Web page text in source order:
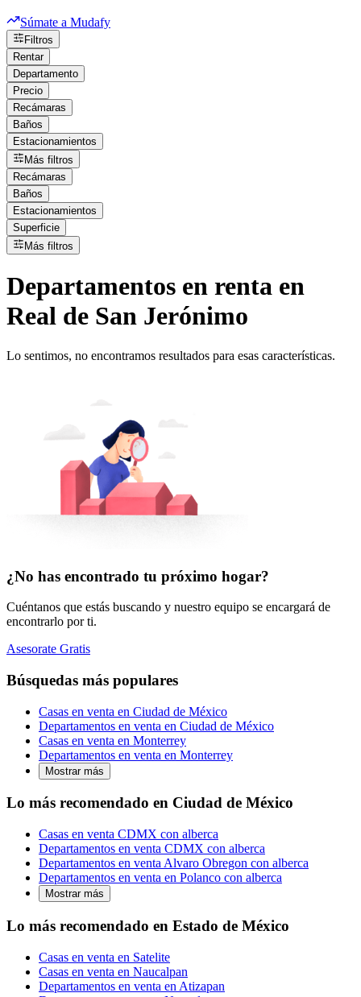
Súmate a Mudafy
Filtros
Rentar
Departamento
Precio
Recámaras
Baños
Estacionamientos
Más filtros
Recámaras
Baños
Estacionamientos
Superficie
Más filtros
Departamentos en renta en
Real de San Jerónimo
Lo sentimos, no encontramos resultados para esas características.
¿No has encontrado tu próximo hogar?
Cuéntanos que estás buscando y nuestro equipo se encargará de
encontrarlo por ti.
Asesorate Gratis
Búsquedas más populares
Casas en venta en Ciudad de México
Departamentos en venta en Ciudad de México
Casas en venta en Monterrey
Departamentos en venta en Monterrey
Mostrar más
Lo más recomendado en Ciudad de México
Casas en venta CDMX con alberca
Departamentos en venta CDMX con alberca
Departamentos en venta Alvaro Obregon con alberca
Departamentos en venta en Polanco con alberca
Mostrar más
Lo más recomendado en Estado de México
Casas en venta en Satelite
Casas en venta en Naucalpan
Departamentos en venta en Atizapan